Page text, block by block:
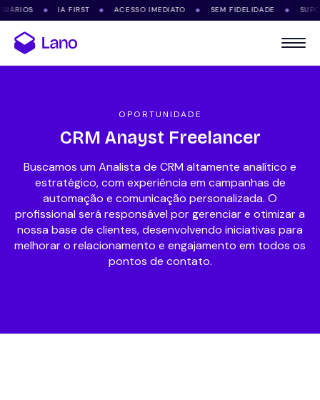
● IA FIRST ● ACESSO IMEDIATO ● SEM FIDELIDADE ● SUPORTE
OPORTUNIDADE
CRM Anayst Freelancer
Buscamos um Analista de CRM altamente analítico e
estratégico, com experiência em campanhas de
automação e comunicação personalizada. O
profissional será responsável por gerenciar e otimizar a
nossa base de clientes, desenvolvendo iniciativas para
melhorar o relacionamento e engajamento em todos os
pontos de contato.